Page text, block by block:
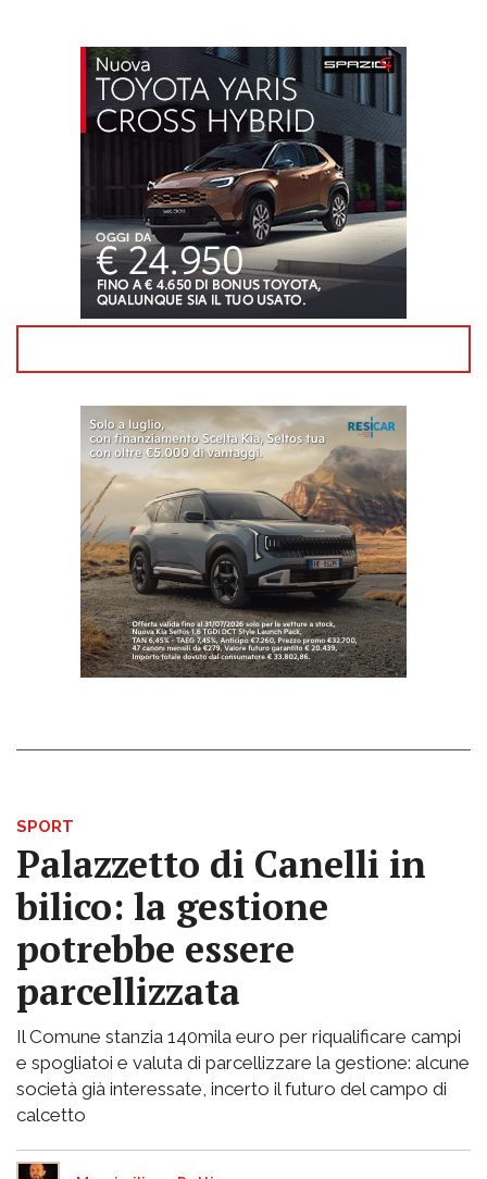
SPORT
Palazzetto di Canelli in
bilico: la gestione
potrebbe essere
parcellizzata
Il Comune stanzia 140mila euro per riqualificare campi
e spogliatoi e valuta di parcellizzare la gestione: alcune
società già interessate, incerto il futuro del campo di
calcetto